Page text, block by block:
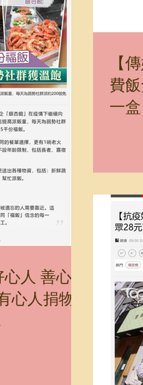
【
費
一
心社
心人捐物